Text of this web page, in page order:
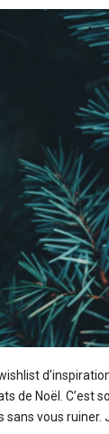
de Noël. C’est
sans vous ruiner.